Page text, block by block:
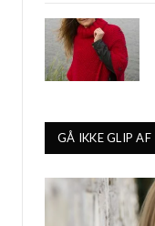
GÅ IKKE GLIP AF